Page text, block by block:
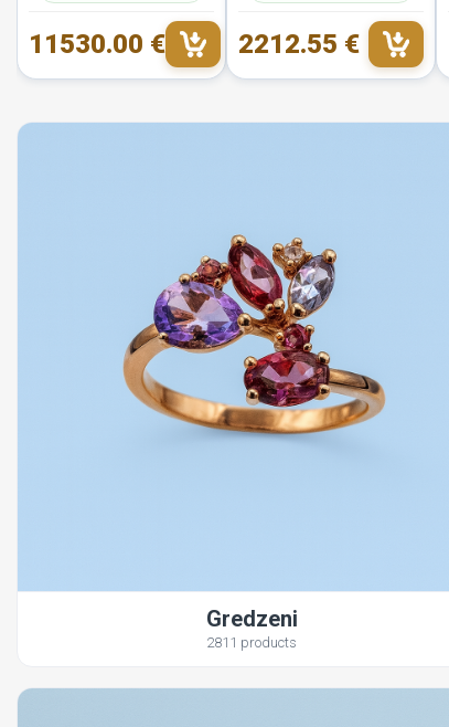
11530.00 € 2212.55 €
Gredzeni
2811 products